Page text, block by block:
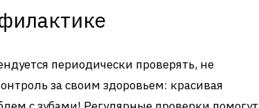
периодически проверять, не
за своим здоровьем: красивая